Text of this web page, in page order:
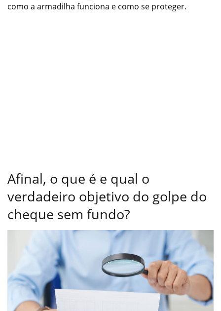
como a armadilha funciona e como se proteger.
Afinal, o que é e qual o
verdadeiro objetivo do golpe do
cheque sem fundo?